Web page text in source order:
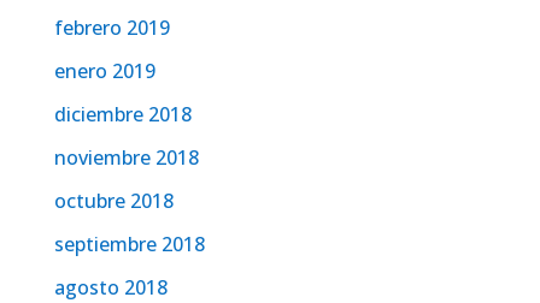
febrero 2019
enero 2019
diciembre 2018
noviembre 2018
octubre 2018
septiembre 2018
agosto 2018